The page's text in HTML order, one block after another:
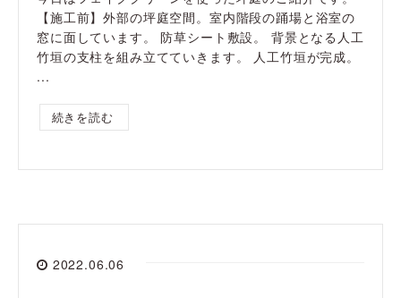
【施工前】外部の坪庭空間。室内階段の踊場と浴室の
窓に面しています。 防草シート敷設。 背景となる人工
竹垣の支柱を組み立てていきます。 人工竹垣が完成。
...
続きを読む
2022.06.06